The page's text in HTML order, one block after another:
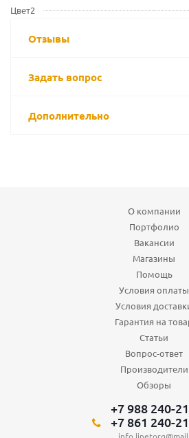
Цвет2
Отзывы
Задать вопрос
Дополнительно
О компании
Портфолио
Вакансии
Магазины
Помощь
Условия оплаты
Условия
Гарантия на
Статьи
Вопрос-ответ
Производители
Обзоры
+7 988 240-
+7 861 240-